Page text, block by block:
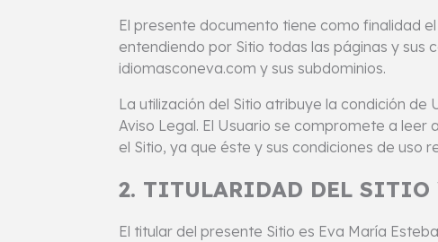
El presente documento tiene como finalidad
entendiendo por Sitio todas las páginas y sus
idiomasconeva.com y sus subdominios.
La utilización del Sitio atribuye la condición
Aviso Legal. El Usuario se compromete a
el Sitio, ya que éste y sus condiciones de uso
2. TITULARIDAD DEL SITIO
El titular del presente Sitio es Eva María